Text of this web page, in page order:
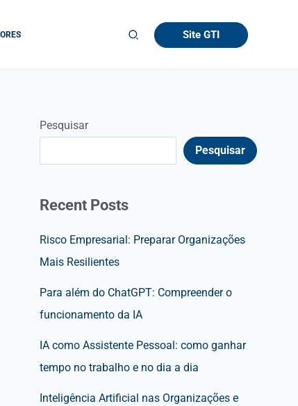
Site GTI
Pesquisar
Pesquisar
Recent Posts
Risco Empresarial: Preparar Organizações
Mais Resilientes
Para além do ChatGPT: Compreender o
funcionamento da IA
IA como Assistente Pessoal: como ganhar
tempo no trabalho e no dia a dia
Inteligência Artificial nas Organizações e